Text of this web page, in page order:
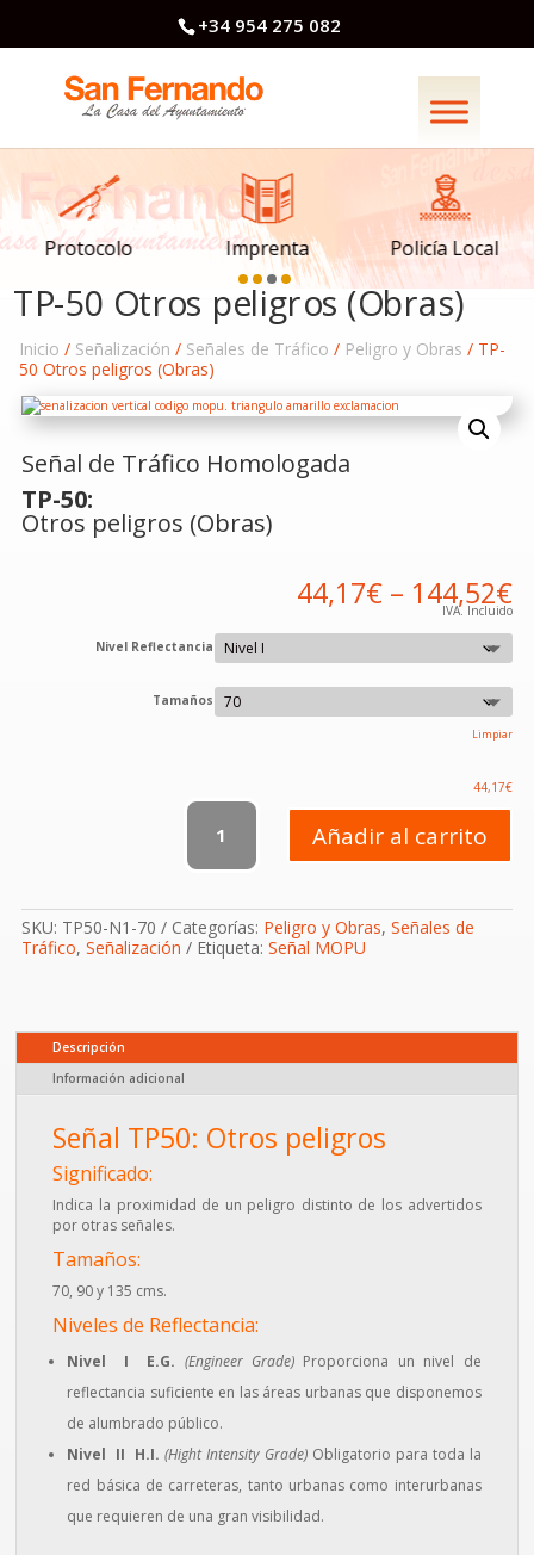
+34 954 275 082
Protocolo Imprenta Policía Local
TP-50 Otros peligros (Obras)
Inicio / Señalización / Señales de Tráfico / Peligro y Obras / TP-
50 Otros peligros (Obras)
Señal de Tráfico Homologada
TP-50:
Otros peligros (Obras)
44,17€ – 144,52€
IVA. Incluido
Nivel Reflectancia
Tamaños
Limpiar
44,17€
TP-
peligros
cantidad
Añadir al carrito
SKU: TP50-N1-70 Categorías: Peligro y Obras, Señales de
Tráfico, Señalización Etiqueta: Señal MOPU
Descripción
Información adicional
Señal TP50: Otros peligros
Significado:
Indica la proximidad de un peligro distinto de los advertidos
por otras señales.
Tamaños:
70, 90 y 135 cms.
Niveles de Reflectancia:
Nivel I E.G. (Engineer Grade)Proporciona un nivel de
reflectancia suficiente en las áreas urbanas que disponemos
de alumbrado público.
Nivel II H.I.(Hight Intensity Grade)Obligatorio para toda la
red básica de carreteras, tanto urbanas como interurbanas
que requieren de una gran visibilidad.